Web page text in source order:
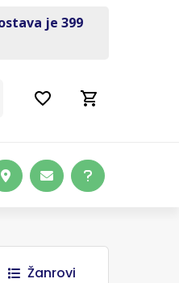
je 399
Žanrovi